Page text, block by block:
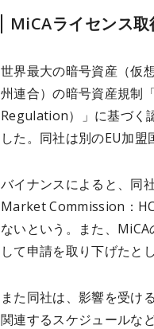
MiCAライセンス
世界最大の暗号資産（仮
州連合）の暗号資産規
Regulation）」に基づく
した。同社は別のEU加盟
バイナンスによると、同
Market Commission：
ないという。また、
して申請を取り下げたと
また同社は、影響を受け
関連するスケジュールな